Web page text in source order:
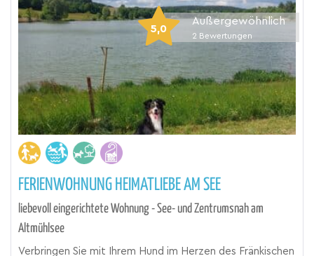
5,0
Außergewöhnlich
2 Bewertungen
FERIENWOHNUNG HEIMATLIEBE AM SEE
liebevoll eingerichtete Wohnung - See- und Zentrumsnah am
Altmühlsee
Verbringen Sie mit Ihrem Hund im Herzen des Fränkischen